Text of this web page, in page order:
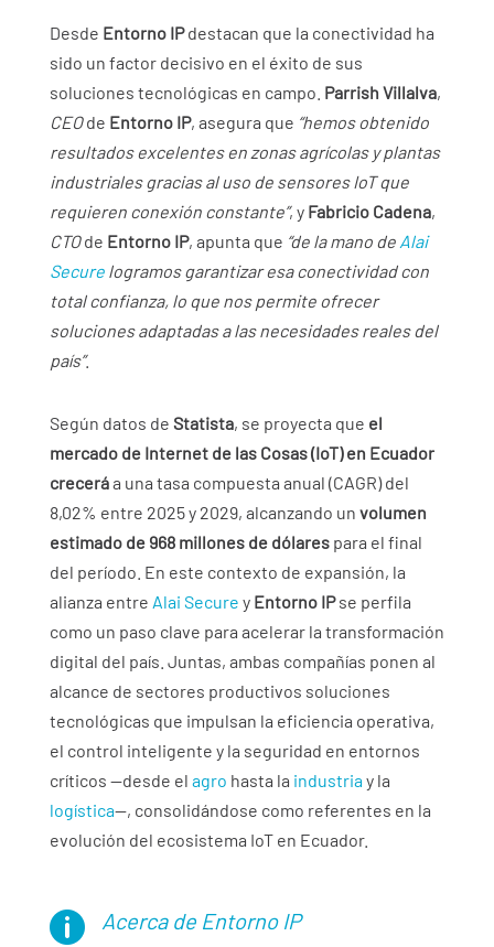
Desde Entorno IPdestacan que la conectividad ha
sido un factor decisivo en el éxito de sus
soluciones tecnológicas en campo. Parrish Villalva,
CEOde Entorno IP, asegura que “hemos obtenido
resultados excelentes en zonas agrícolas y plantas
industriales gracias al uso de sensores IoT que
requieren conexión constante”, y Fabricio Cadena,
CTOde Entorno IP, apunta que “de la mano de Alai
Securelogramos garantizar esa conectividad con
total confianza, lo que nos permite ofrecer
soluciones adaptadas a las necesidades reales del
país”.
Según datos de Statista, se proyecta que el
mercado de Internet de las Cosas (IoT) en Ecuador
creceráa una tasa compuesta anual (CAGR) del
8,02% entre 2025 y 2029, alcanzando un volumen
estimado de 968 millones de dólarespara el final
del período. En este contexto de expansión, la
alianza entre Alai Secure y Entorno IPse perfila
como un paso clave para acelerar la transformación
digital del país. Juntas, ambas compañías ponen al
alcance de sectores productivos soluciones
tecnológicas que impulsan la eficiencia operativa,
el control inteligente y la seguridad en entornos
críticos —desde el agro hasta la industriay la
logística—, consolidándose como referentes en la
evolución del ecosistema IoT en Ecuador.
 Acerca de Entorno IP